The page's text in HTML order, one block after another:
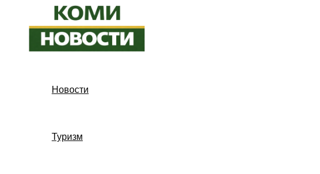
содержимому
Новости
Туризм